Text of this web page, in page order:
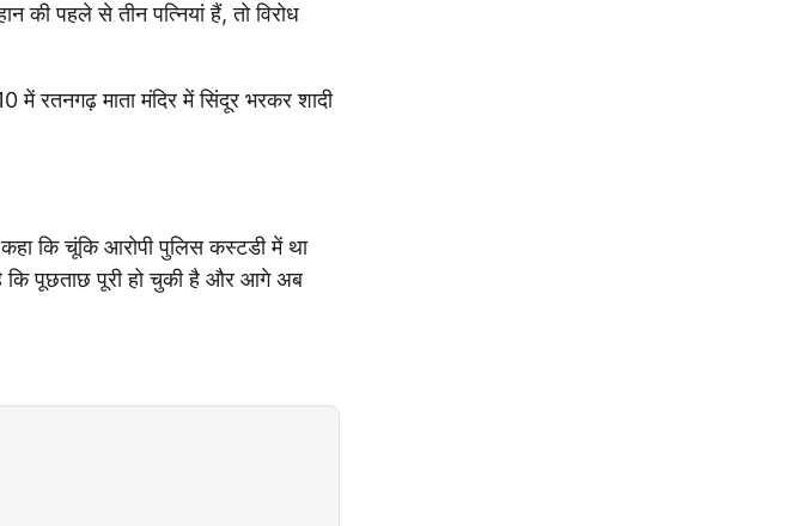
की पहले से तीन पत्नियां हैं, तो विरोध
में रतनगढ़ माता मंदिर में सिंदूर भरकर शादी
कहा कि चूंकि आरोपी पुलिस कस्टडी में था
कि पूछताछ पूरी हो चुकी है और आगे अब